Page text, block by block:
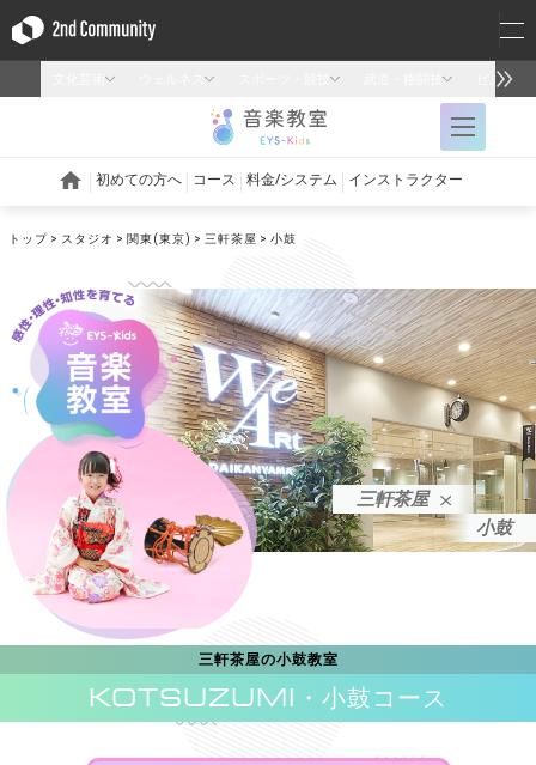
トップ スタジオ 関東(東京) 三軒茶屋 小鼓
三軒茶屋
小鼓
三軒茶屋の小鼓教室
KOTSUZUMI ・小鼓コース